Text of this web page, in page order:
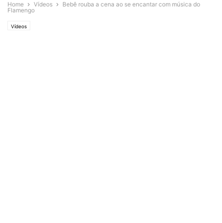
Home Vídeos
Bebê rouba a cena ao se encantar com música do
Flamengo
Vídeos